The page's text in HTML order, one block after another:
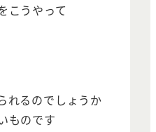
こうやって
れるのでしょうか
ものです